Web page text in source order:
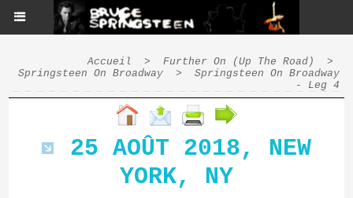
Accueil > Further On (Up The Road)
>
Springsteen On Broadway
>
Springsteen On Broadway
- Leg 4
25 AOÛT 2018, NEW
YORK, NY